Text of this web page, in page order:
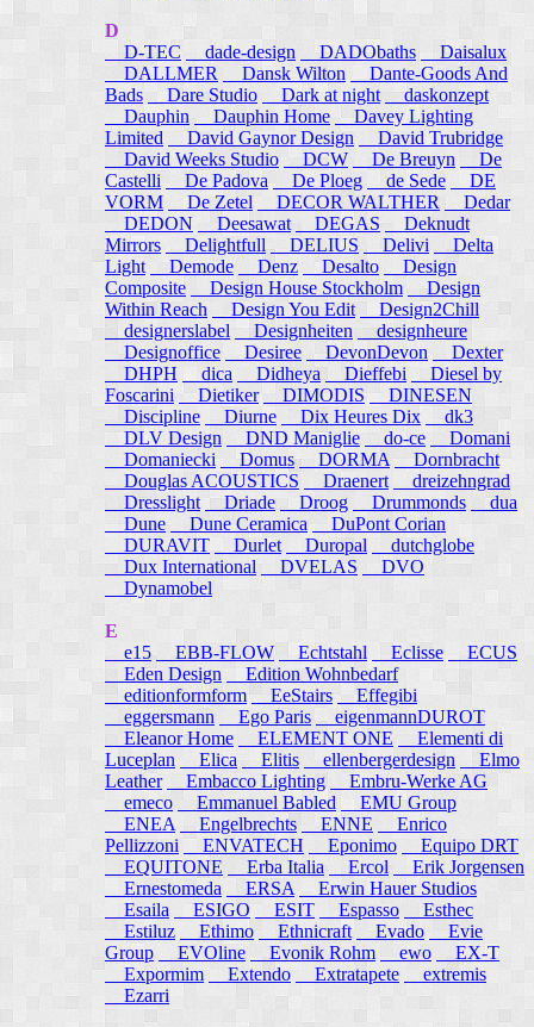
D
D-TEC
dade-design DADObaths
Daisalux
DALLMER
Dansk Wilton
Dante-Goods And
Bads
Dare Studio Dark at night
daskonzept
Dauphin
Dauphin Home
Davey Lighting
Limited
David Gaynor Design
David Trubridge
David Weeks Studio
DCW De Breuyn
De
Castelli
De Padova De Ploeg de Sede
DE
VORM
De Zetel DECOR WALTHER
Dedar
DEDON
Deesawat DEGAS
Deknudt
Mirrors
Delightfull DELIUS Delivi
Delta
Light
Demode Denz Desalto
Design
Composite
Design House Stockholm
Design
Within Reach
Design You Edit
Design2Chill
designerslabel
Designheiten
designheure
Designoffice
Desiree DevonDevon
Dexter
DHPH
dica Didheya Dieffebi
Diesel by
Foscarini
Dietiker DIMODIS
DINESEN
Discipline
Diurne Dix Heures Dix
dk3
DLV Design
DND Maniglie do-ce
Domani
Domaniecki
Domus DORMA
Dornbracht
Douglas ACOUSTICS
Draenert
dreizehngrad
Dresslight Driade Droog Drummonds
dua
Dune
Dune Ceramica
DuPont Corian
DURAVIT
Durlet Duropal
dutchglobe
Dux International
DVELAS
DVO
Dynamobel
E
e15 EBB-FLOW Echtstahl Eclisse
ECUS
Eden Design
Edition Wohnbedarf
editionformform
EeStairs
Effegibi
eggersmann
Ego Paris
eigenmannDUROT
Eleanor Home
ELEMENT ONE
Elementi di
Luceplan
Elica Elitis ellenbergerdesign
Elmo
Leather
Embacco Lighting
Embru-Werke AG
emeco
Emmanuel Babled
EMU Group
ENEA
Engelbrechts ENNE
Enrico
Pellizzoni ENVATECH Eponimo
Equipo DRT
EQUITONE
Erba Italia Ercol
Erik Jorgensen
Ernestomeda
ERSA
Erwin Hauer Studios
Esaila
ESIGO ESIT Espasso
Esthec
Estiluz
Ethimo Ethnicraft Evado
Evie
Group
EVOline Evonik Rohm ewo
EX-T
Expormim
Extendo Extratapete
extremis
Ezarri